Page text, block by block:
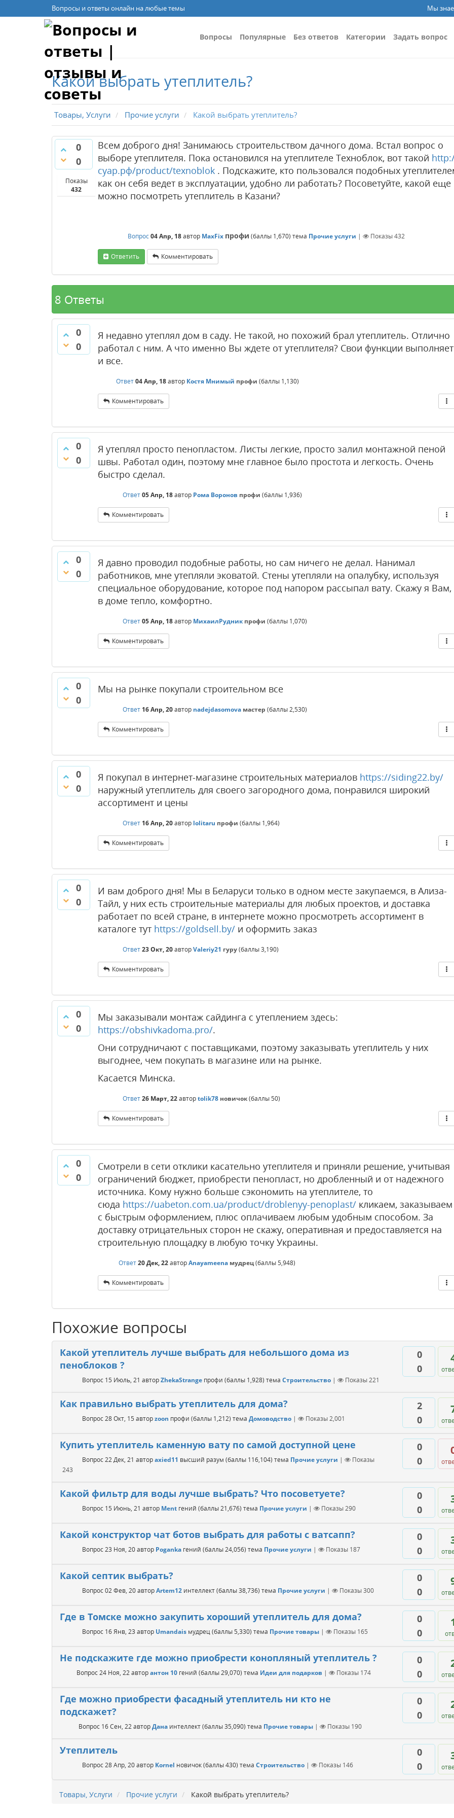
Вопросы и ответы онлайн на любые темы Мы
Вопросы Популярные Без ответов Категории Задать вопрос
Какой выбрать утеплитель?
Товары, Услуги Прочие услуги Какой выбрать утеплитель?
0
0
Показы
432
Всем доброго дня! Занимаюсь строительством дачного дома. Встал вопрос о
выборе утеплителя. Пока остановился на утеплителе Техноблок, вот такой
суар.рф/product/texnoblok . Подскажите, кто пользовался подобных
как он себя ведет в эксплуатации, удобно ли работать? Посоветуйте, какой еще
можно посмотреть утеплитель в Казани?
Вопрос04 Апр, 18автор MaxFix профи (баллы 1,670) тема Прочие услуги | Показы432
Ответить Комментировать
8 Ответы
0
0
Я недавно утеплял дом в саду. Не такой, но похожий брал утеплитель. Отлично
работал с ним. А что именно Вы ждете от утеплителя? Свои функции выполняет
и все.
Ответ04 Апр, 18автор Костя Мнимый профи (баллы 1,130)
Комментировать
0
0
Я утеплял просто пенопластом. Листы легкие, просто залил монтажной пеной
швы. Работал один, поэтому мне главное было простота и легкость. Очень
быстро сделал.
Ответ05 Апр, 18автор Рома Воронов профи (баллы 1,936)
Комментировать
0
0
Я давно проводил подобные работы, но сам ничего не делал. Нанимал
работников, мне утепляли эковатой. Стены утепляли на опалубку, используя
специальное оборудование, которое под напором рассыпал вату. Скажу я Вам,
в доме тепло, комфортно.
Ответ05 Апр, 18автор МихаилРудник профи (баллы 1,070)
Комментировать
0
0
Мы на рынке покупали строительном все
Ответ 16 Апр, 20автор nadejdasomova мастер (баллы2,530)
Комментировать
0
0
Я покупал в интернет-магазине строительных материалов https://siding22.by/
наружный утеплитель для своего загородного дома, понравился широкий
ассортимент и цены
Ответ 16 Апр, 20автор lolitaru профи (баллы 1,964)
Комментировать
0
0
И вам доброго дня! Мы в Беларуси только в одном месте закупаемся, в Ализа-
Тайл, у них есть строительные материалы для любых проектов, и доставка
работает по всей стране, в интернете можно просмотреть ассортимент в
каталоге тут https://goldsell.by/ и оформить заказ
Ответ23 Окт, 20авторValeriy21 гуру(баллы3,190)
Комментировать
0
0
Мы заказывали монтаж сайдинга с утеплением здесь:
https://obshivkadoma.pro/.
Они сотрудничают с поставщиками, поэтому заказывать утеплитель у них
выгоднее, чем покупать в магазине или на рынке.
Касается Минска.
Ответ26 Март, 22авторtolik78 новичок(баллы50)
Комментировать
0
0
Смотрели в сети отклики касательно утеплителя и приняли решение, учитывая
ограничений бюджет, приобрести пенопласт, но дробленный и от надежного
источника. Кому нужно больше сэкономить на утеплителе, то
сюда https://uabeton.com.ua/product/droblenyy-penoplast/ кликаем, заказываем
с быстрым оформлением, плюс оплачиваем любым удобным способом. За
доставку отрицательных сторон не скажу, оперативная и предоставляется на
строительную площадку в любую точку Украины.
Ответ20 Дек, 22авторAnayameena мудрец(баллы5,948)
Комментировать
Похожие вопросы
0
0
Какой утеплитель лучше выбрать для небольшого дома из
пеноблоков ?
Вопрос 15 Июль, 21 авторZhekaStrange профи (баллы 1,928) тема Строительство | Показы221
2
0
Как правильно выбрать утеплитель для дома?
Вопрос28 Окт, 15 авторzoon профи (баллы 1,212) тема Домоводство | Показы2,001
0
0
Купить утеплитель каменную вату по самой доступной цене
Вопрос22 Дек, 21 авторaxied11 высший разум (баллы 116,104) тема Прочие услуги |
Показы
243
0
0
Какой фильтр для воды лучше выбрать? Что посоветуете?
Вопрос 15 Июнь, 21 автор Ment гений (баллы21,676) тема Прочие услуги | Показы290
0
0
Какой конструктор чат ботов выбрать для работы с ватсапп?
Вопрос23 Ноя, 20автор Poganka гений (баллы24,056) тема Прочие услуги | Показы 187
0
0
Какой септик выбрать?
Вопрос02 Фев, 20авторArtem12 интеллект(баллы38,736) тема Прочие услуги | Показы300
0
0
Где в Томске можно закупить хороший утеплитель для дома?
Вопрос 16 Янв, 23 автор Umandais мудрец(баллы5,330) тема Прочие товары | Показы 165
0
0
Не подскажите где можно приобрести конопляный утеплитель ?
Вопрос24 Ноя, 22авторантон 10 гений (баллы29,070) тема Идеи для подарков | Показы 174
0
0
Где можно приобрести фасадный утеплитель ни кто не
подскажет?
Вопрос 16 Сен, 22авторДана интеллект(баллы35,090) тема Прочие товары | Показы 190
0
0
Утеплитель
Вопрос28 Апр, 20автор Kornel новичок(баллы430) тема Строительство | Показы 146
Товары, Услуги Прочие услуги Какой выбрать утеплитель?